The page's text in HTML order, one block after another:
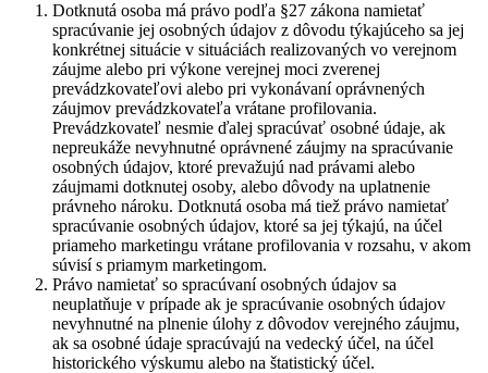
Dotknutá osoba má právo podľa §27 zákona namietať
spracúvanie jej osobných údajov z dôvodu týkajúceho sa jej
konkrétnej situácie v situáciách realizovaných vo verejnom
záujme alebo pri výkone verejnej moci zverenej
prevádzkovateľovi alebo pri vykonávaní oprávnených
záujmov prevádzkovateľa vrátane profilovania.
Prevádzkovateľ nesmie ďalej spracúvať osobné údaje, ak
nepreukáže nevyhnutné oprávnené záujmy na spracúvanie
osobných údajov, ktoré prevažujú nad právami alebo
záujmami dotknutej osoby, alebo dôvody na uplatnenie
právneho nároku. Dotknutá osoba má tiež právo namietať
spracúvanie osobných údajov, ktoré sa jej týkajú, na účel
priameho marketingu vrátane profilovania v rozsahu, v akom
súvisí s priamym marketingom.
Právo namietať so spracúvaní osobných údajov sa
neuplatňuje v prípade ak je spracúvanie osobných údajov
nevyhnutné na plnenie úlohy z dôvodov verejného záujmu,
ak sa osobné údaje spracúvajú na vedecký účel, na účel
historického výskumu alebo na štatistický účel.